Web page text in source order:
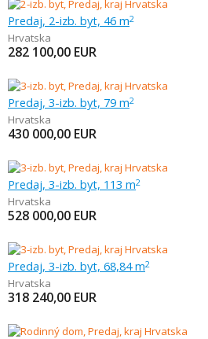
Predaj, 2-izb. byt, 46 m2
Hrvatska
282 100,00 EUR
Predaj, 3-izb. byt, 79 m2
Hrvatska
430 000,00 EUR
Predaj, 3-izb. byt, 113 m2
Hrvatska
528 000,00 EUR
Predaj, 3-izb. byt, 68,84 m2
Hrvatska
318 240,00 EUR